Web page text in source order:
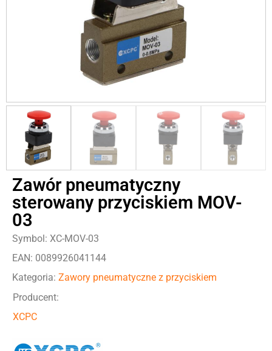
Zawór pneumatyczny
sterowany przyciskiem MOV-
03
Symbol: XC-MOV-03
EAN: 0089926041144
Kategoria: Zawory pneumatyczne z przyciskiem
Producent:
XCPC